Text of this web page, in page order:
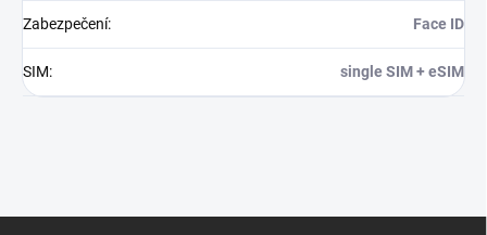
Zabezpečení: Face ID
SIM: single SIM + eSIM